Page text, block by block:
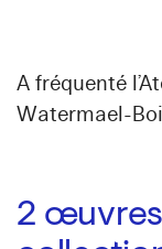
A fréquenté
Watermael-
2